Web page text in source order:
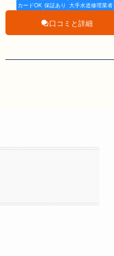
カードOK 保証あり 大手水道修理業者
口コミと詳細